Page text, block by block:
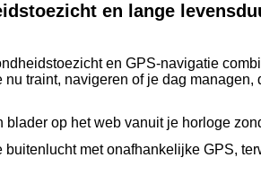
en lange
en GPS-navigatie
traint, navigeren of je dag
blader op het web vanuit je horloge
buitenlucht met onafhankelijke GPS,